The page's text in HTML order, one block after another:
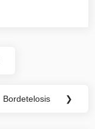
Next
Bordetelosis ❯